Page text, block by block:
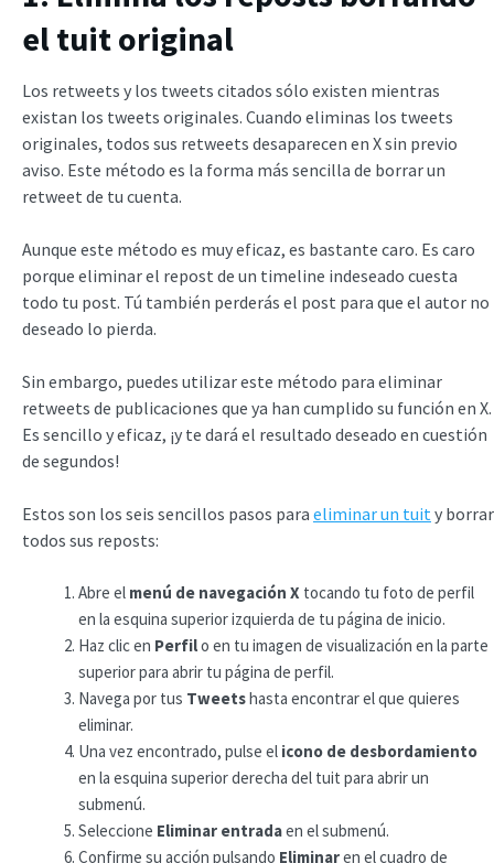
el tuit original
Los retweets y los tweets citados sólo existen mientras
existan los tweets originales. Cuando eliminas los tweets
originales, todos sus retweets desaparecen en X sin previo
aviso. Este método es la forma más sencilla de borrar un
retweet de tu cuenta.
Aunque este método es muy eficaz, es bastante caro. Es caro
porque eliminar el repost de un timeline indeseado cuesta
todo tu post. Tú también perderás el post para que el autor no
deseado lo pierda.
Sin embargo, puedes utilizar este método para eliminar
retweets de publicaciones que ya han cumplido su función en X.
Es sencillo y eficaz, ¡y te dará el resultado deseado en cuestión
de segundos!
Estos son los seis sencillos pasos para eliminar un tuit y borrar
todos sus reposts:
Abre el menú de navegación X tocando tu foto de perfil
en la esquina superior izquierda de tu página de inicio.
Haz clic en Perfilo en tu imagen de visualización en la parte
superior para abrir tu página de perfil.
Navega por tus Tweetshasta encontrar el que quieres
eliminar.
Una vez encontrado, pulse el icono de desbordamiento
en la esquina superior derecha del tuit para abrir un
submenú.
Seleccione Eliminar entradaen el submenú.
Confirme su acción pulsando Eliminaren el cuadro de